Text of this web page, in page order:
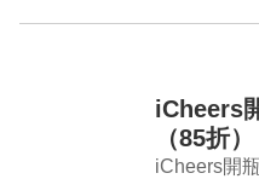
iCheers
（85折）
iCheers開